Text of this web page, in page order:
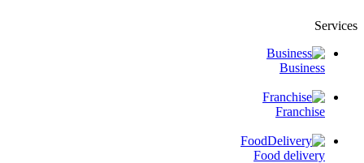
Services
Business
Franchise
Food delivery